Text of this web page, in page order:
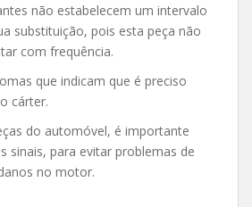
não estabelecem um intervalo
substituição, pois esta peça não
com frequência.
que indicam que é preciso
cárter.
do automóvel, é importante
sinais, para evitar problemas de
no motor.